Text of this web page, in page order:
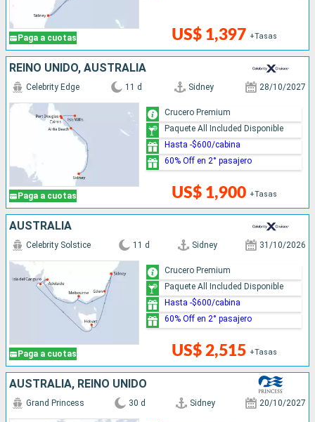
Paga a cuotas US$ 1,397 +Tasas
REINO UNIDO, AUSTRALIA
Paga a cuotas
Celebrity Edge 11 d Sidney 28/10/2027
US$ 1,900 +Tasas
Crucero Premium
Paquete All Included Disponible
Hasta -$600/cabina
60% Off en 2° pasajero
AUSTRALIA
Paga a cuotas
Celebrity Solstice 11 d Sidney 31/10/2026
US$ 2,515 +Tasas
Crucero Premium
Paquete All Included Disponible
Hasta -$600/cabina
60% Off en 2° pasajero
AUSTRALIA, REINO UNIDO
Grand Princess 30 d Sidney 20/10/2027